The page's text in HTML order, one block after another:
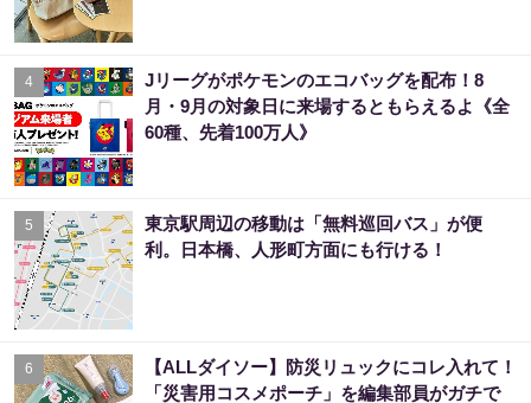
4
Jリーグがポケモンのエコバッグを配布！8
月・9月の対象日に来場するともらえるよ《全
60種、先着100万人》
5
東京駅周辺の移動は「無料巡回バス」が便
利。日本橋、人形町方面にも行ける！
6
【ALLダイソー】防災リュックにコレ入れて！
「災害用コスメポーチ」を編集部員がガチで